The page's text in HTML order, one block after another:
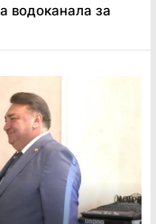
водоканала за